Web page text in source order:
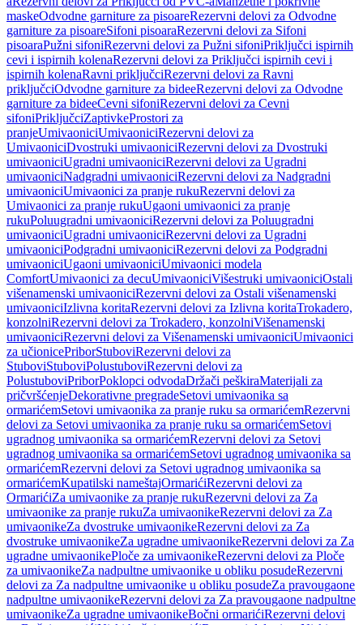
maskeOdvodne garniture za pisoareRezervni delovi za Odvodne
garniture za pisoareSifoni pisoaraRezervni delovi za Sifoni
pisoaraPužni sifoniRezervni delovi za Pužni sifoniPriključci ispirnih
cevi i ispirnih kolenaRezervni delovi za Priključci ispirnih cevi i
ispirnih kolenaRavni priključciRezervni delovi za Ravni
priključciOdvodne garniture za bideeRezervni delovi za Odvodne
garniture za bideeCevni sifoniRezervni delovi za Cevni
sifoniPriključciZaptivkeProstori za
pranjeUmivaoniciUmivaoniciRezervni delovi za
UmivaoniciDvostruki umivaoniciRezervni delovi za Dvostruki
umivaoniciUgradni umivaoniciRezervni delovi za Ugradni
umivaoniciNadgradni umivaoniciRezervni delovi za Nadgradni
umivaoniciUmivaonici za pranje rukuRezervni delovi za
Umivaonici za pranje rukuUgaoni umivaonici za pranje
rukuPoluugradni umivaoniciRezervni delovi za Poluugradni
umivaoniciUgradni umivaoniciRezervni delovi za Ugradni
umivaoniciPodgradni umivaoniciRezervni delovi za Podgradni
umivaoniciUgaoni umivaoniciUmivaonici modela
ComfortUmivaonici za decuUmivaoniciVišestruki umivaoniciOstali
višenamenski umivaoniciRezervni delovi za Ostali višenamenski
umivaoniciIzlivna koritaRezervni delovi za Izlivna koritaTrokadero,
konzolniRezervni delovi za Trokadero, konzolniVišenamenski
umivaoniciRezervni delovi za Višenamenski umivaoniciUmivaonici
za učionicePriborStuboviRezervni delovi za
StuboviStuboviPolustuboviRezervni delovi za
PolustuboviPriborPoklopci odvodaDržači peškiraMaterijali za
pričvršćenjeDekorativne pregradeSetovi umivaonika sa
ormarićemSetovi umivaonika za pranje ruku sa ormarićemRezervni
delovi za Setovi umivaonika za pranje ruku sa ormarićemSetovi
ugradnog umivaonika sa ormarićemRezervni delovi za Setovi
ugradnog umivaonika sa ormarićemSetovi ugradnog umivaonika sa
ormarićemRezervni delovi za Setovi ugradnog umivaonika sa
ormarićemKupatilski nameštajOrmarićiRezervni delovi za
OrmarićiZa umivaonike za pranje rukuRezervni delovi za Za
umivaonike za pranje rukuZa umivaonikeRezervni delovi za Za
umivaonikeZa dvostruke umivaonikeRezervni delovi za Za
dvostruke umivaonikeZa ugradne umivaonikeRezervni delovi za Za
ugradne umivaonikePloče za umivaonikeRezervni delovi za Ploče
za umivaonikeZa nadpultne umivaonike u obliku posudeRezervni
delovi za Za nadpultne umivaonike u obliku posudeZa pravougaone
nadpultne umivaonikeRezervni delovi za Za pravougaone nadpultne
umivaonikeZa ugradne umivaonikeBočni ormarićiRezervni delovi